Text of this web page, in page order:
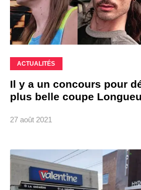
ACTUALITÉS
Il y a un concours pour
plus belle coupe
27 août 2021